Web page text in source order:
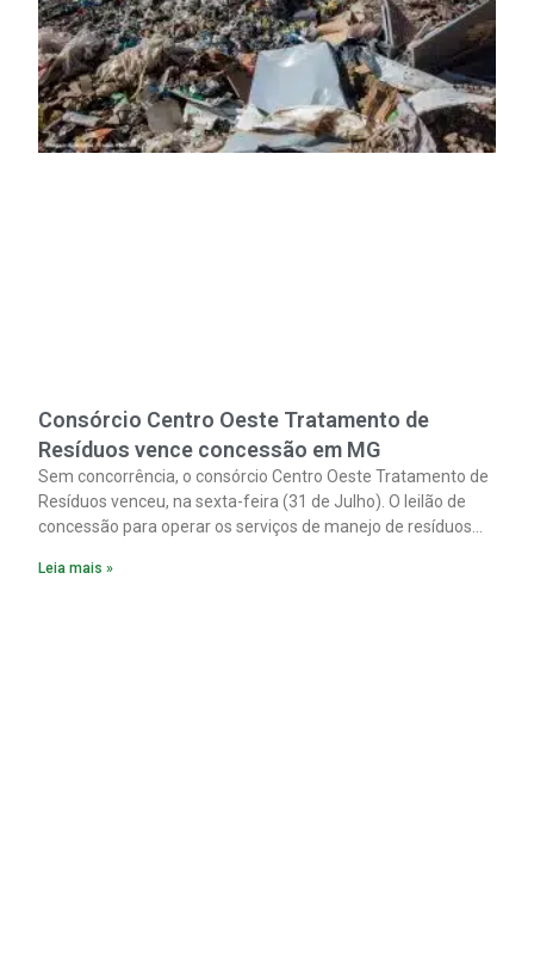
Consórcio Centro Oeste Tratamento de
Resíduos vence concessão em MG
Sem concorrência, o consórcio Centro Oeste Tratamento de
Resíduos venceu, na sexta-feira (31 de Julho). O leilão de
concessão para operar os serviços de manejo de resíduos
(Consórcio Intermunicipal Multifinalitário do Centro-Oeste
Leia mais »